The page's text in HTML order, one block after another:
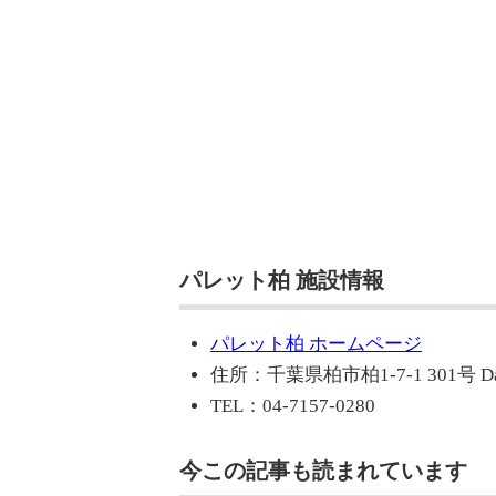
パレット柏 施設情報
パレット柏 ホームページ
住所：千葉県柏市柏1-7-1 301号
TEL：04-7157-0280
今この記事も読まれています